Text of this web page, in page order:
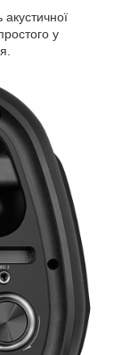
акустичної
у